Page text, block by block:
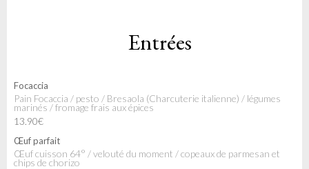
Entrées
Focaccia
Pain Focaccia / pesto / Bresaola (Charcuterie italienne) / légumes
marinés / fromage frais aux épices
13.90€
Œuf parfait
Œuf cuisson 64° / velouté du moment / copeaux de parmesan et
chips de chorizo